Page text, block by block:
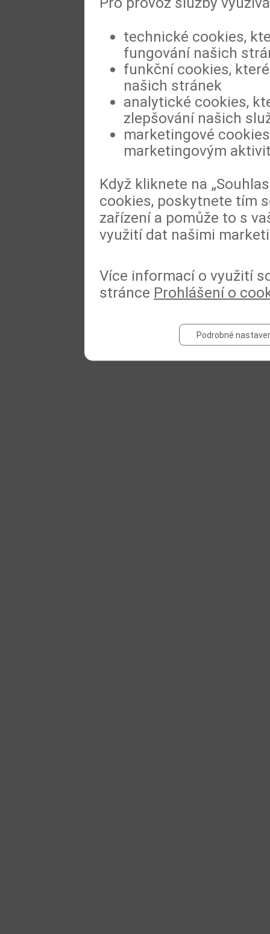
technické cookies,
fungování našich
funkční cookies,
našich stránek
analytické cookies,
zlepšování našich
marketingové
marketingovým
Když kliknete na
cookies, poskytnete tím
zařízení a pomůže to s
využití dat našimi
Více informací o využití
stránce Prohlášení o
Podrobné